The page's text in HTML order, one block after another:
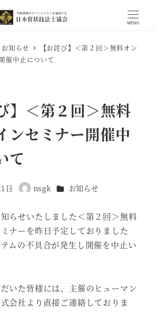
MENU
お知らせ
【お詫び】＜第２回＞無料オン
催中止について
】＜第２回＞無料
ンセミナー開催中
て
日
著
nsgk カテゴリー
お知らせ
らせいたしました＜第２回＞無料
ナーを昨日予定しておりました
ムの不具合が発生し開催を中止い
いた皆様には、主催のヒューマン
会社より直接ご連絡しておりま